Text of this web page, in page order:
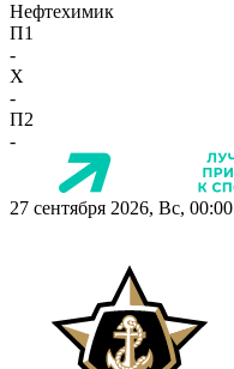
Нефтехимик
П1
-
X
-
П2
-
27 сентября 2026, Вс, 00:00